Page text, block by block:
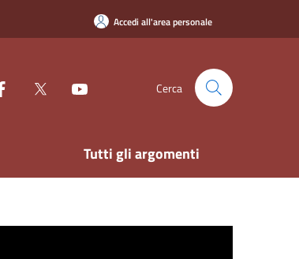
Accedi all'area personale
Cerca
Tutti gli argomenti